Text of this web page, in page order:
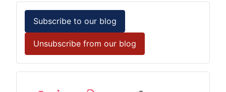
Subscribe to our blog
Unsubscribe from our blog